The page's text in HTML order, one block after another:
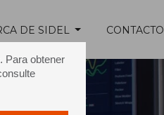
Para obtener
DE SIDEL CONTACTO